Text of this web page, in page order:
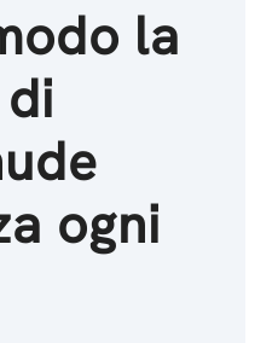
la
ogni